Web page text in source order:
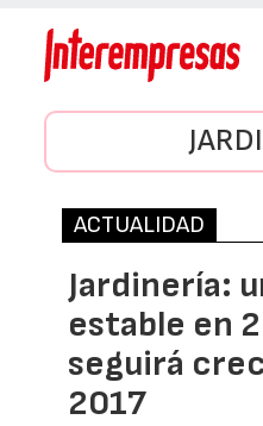
ACTUALIDAD
Jardinería:
estable en
seguirá
2017